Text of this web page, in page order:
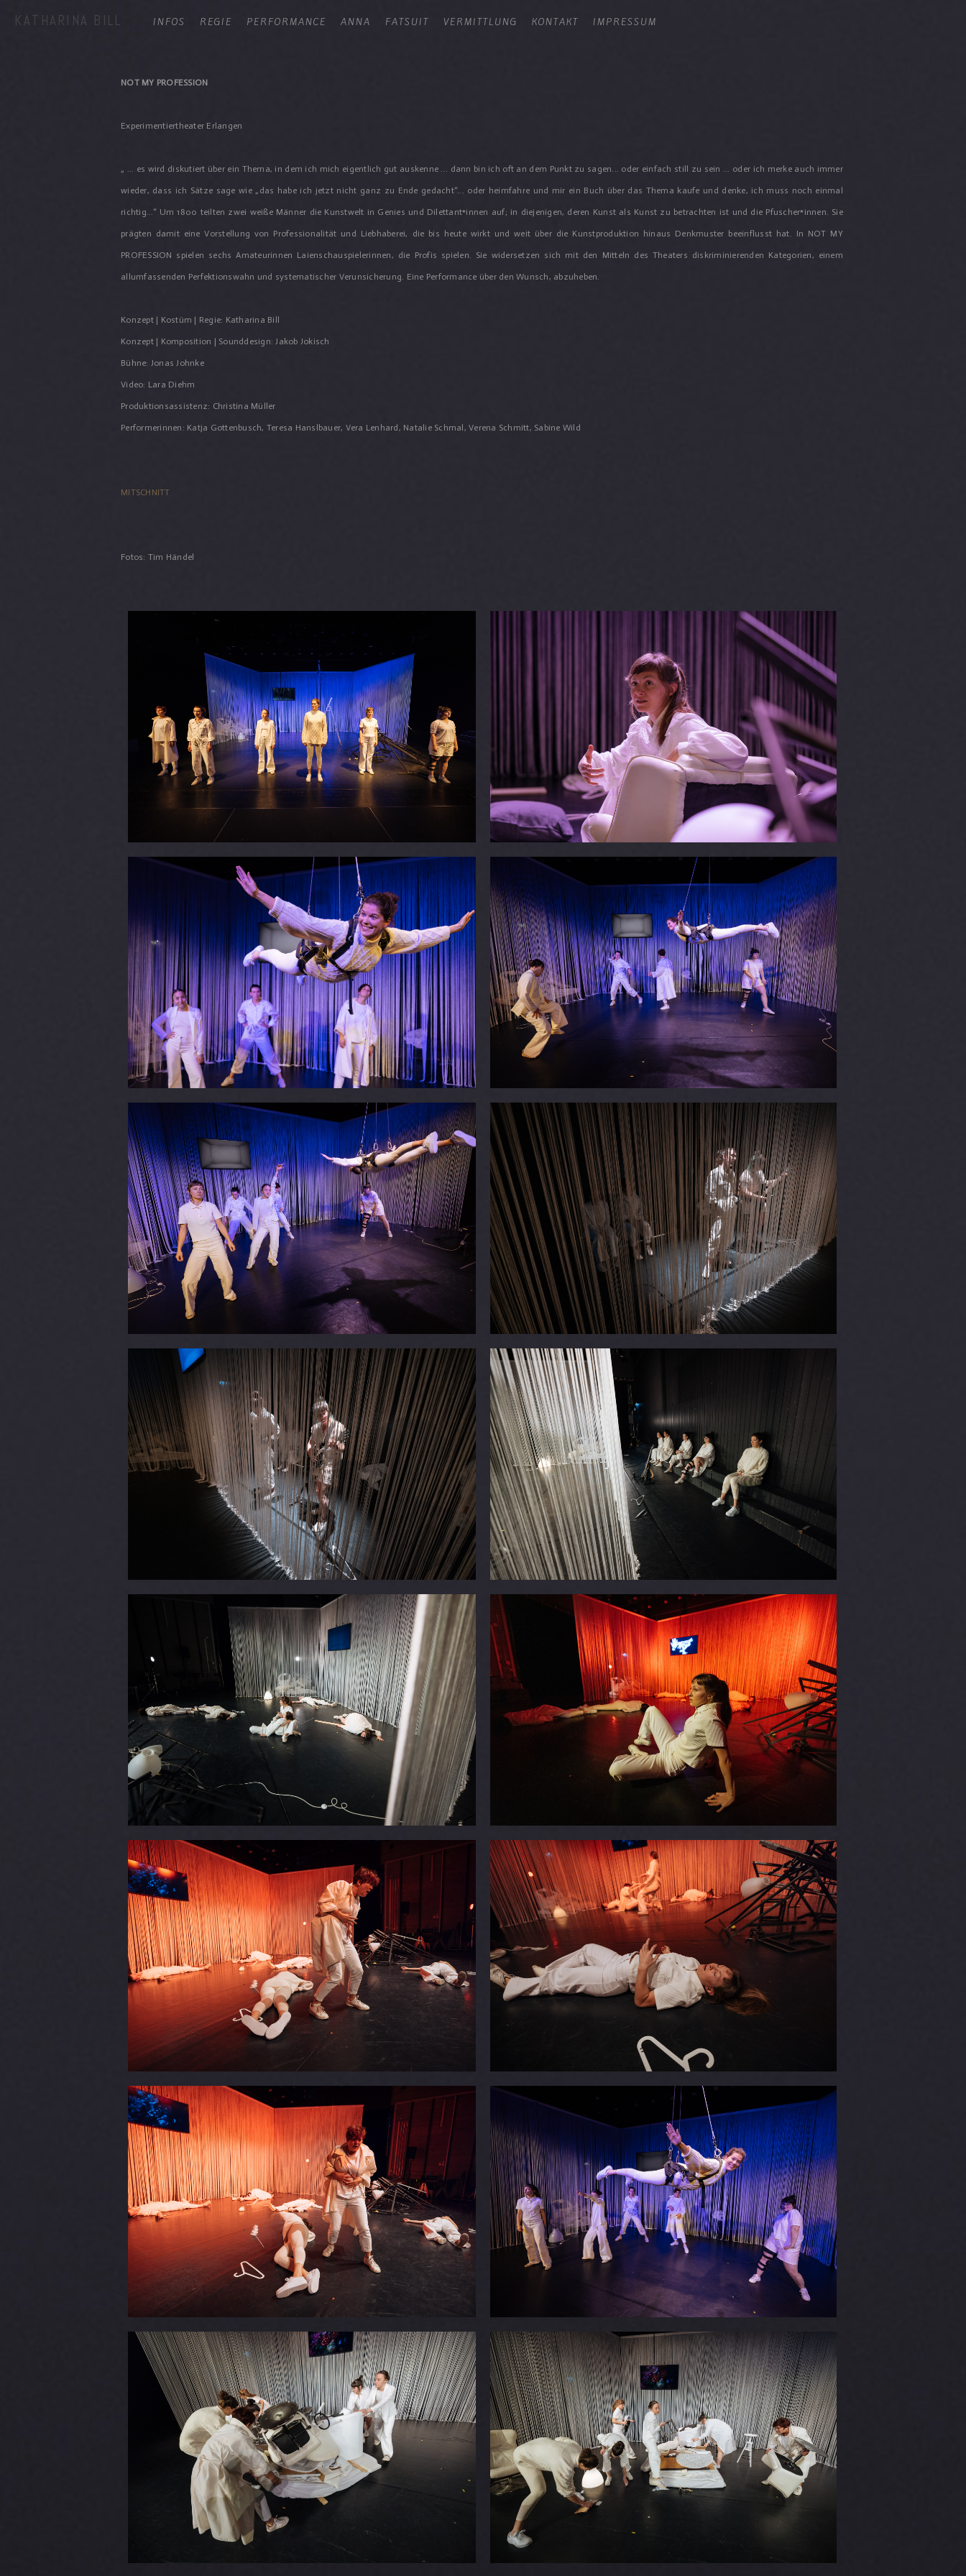
KATHARINA BILL INFOS REGIE PERFORMANCE ANNA FATSUIT VERMITTLUNG KONTAKT IMPRESSUM
NOT MY PROFESSION
Experimentiertheater Erlangen
„ ... es wird diskutiert über ein Thema, in dem ich mich eigentlich gut auskenne ... dann bin ich oft an dem Punkt zu sagen... oder einfach still zu sein ... oder ich merke auch immer
wieder, dass ich Sätze sage wie „das habe ich jetzt nicht ganz zu Ende gedacht“... oder heimfahre und mir ein Buch über das Thema kaufe und denke, ich muss noch einmal
richtig...“ Um 1800 teilten zwei weiße Männer die Kunstwelt in Genies und Dilettant*innen auf; in diejenigen, deren Kunst als Kunst zu betrachten ist und die Pfuscher*innen. Sie
prägten damit eine Vorstellung von Professionalität und Liebhaberei, die bis heute wirkt und weit über die Kunstproduktion hinaus Denkmuster beeinflusst hat. In NOT MY
PROFESSION spielen sechs Amateurinnen Laienschauspielerinnen, die Profis spielen. Sie widersetzen sich mit den Mitteln des Theaters diskriminierenden Kategorien, einem
allumfassenden Perfektionswahn und systematischer Verunsicherung. Eine Performance über den Wunsch, abzuheben.
Konzept | Kostüm | Regie: Katharina Bill
Konzept | Komposition | Sounddesign: Jakob Jokisch
Bühne: Jonas Johnke
Video: Lara Diehm
Produktionsassistenz: Christina Müller
Performerinnen: Katja Gottenbusch, Teresa Hanslbauer, Vera Lenhard, Natalie Schmal, Verena Schmitt, Sabine Wild
MITSCHNITT
Fotos: Tim Händel